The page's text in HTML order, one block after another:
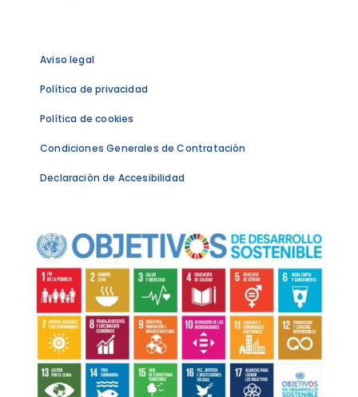
Aviso legal
Política de privacidad
Política de cookies
Condiciones Generales de Contratación
Declaración de Accesibilidad